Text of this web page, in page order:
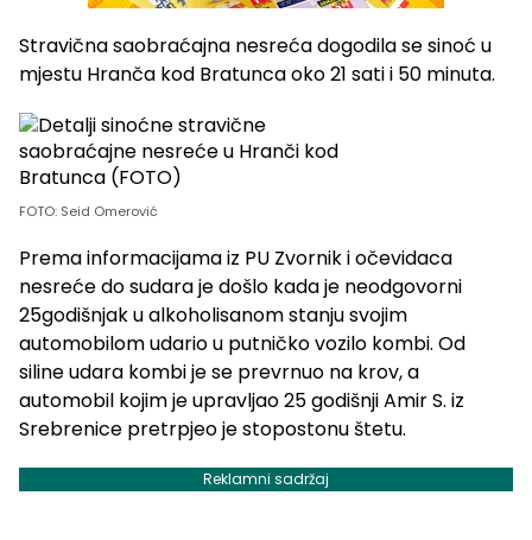
Stravična saobraćajna nesreća dogodila se sinoć u
mjestu Hranča kod Bratunca oko 21 sati i 50 minuta.
FOTO: Seid Omerović
Prema informacijama iz PU Zvornik i očevidaca
nesreće do sudara je došlo kada je neodgovorni
25godišnjak u alkoholisanom stanju svojim
automobilom udario u putničko vozilo kombi. Od
siline udara kombi je se prevrnuo na krov, a
automobil kojim je upravljao 25 godišnji Amir S. iz
Srebrenice pretrpjeo je stopostonu štetu.
Reklamni sadržaj